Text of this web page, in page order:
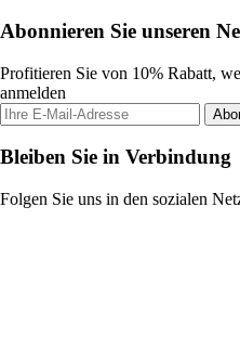
Abonnieren Sie unseren
Profitieren Sie von 10% Rabatt,
anmelden
Bleiben Sie in Verbindung
Folgen Sie uns in den sozialen